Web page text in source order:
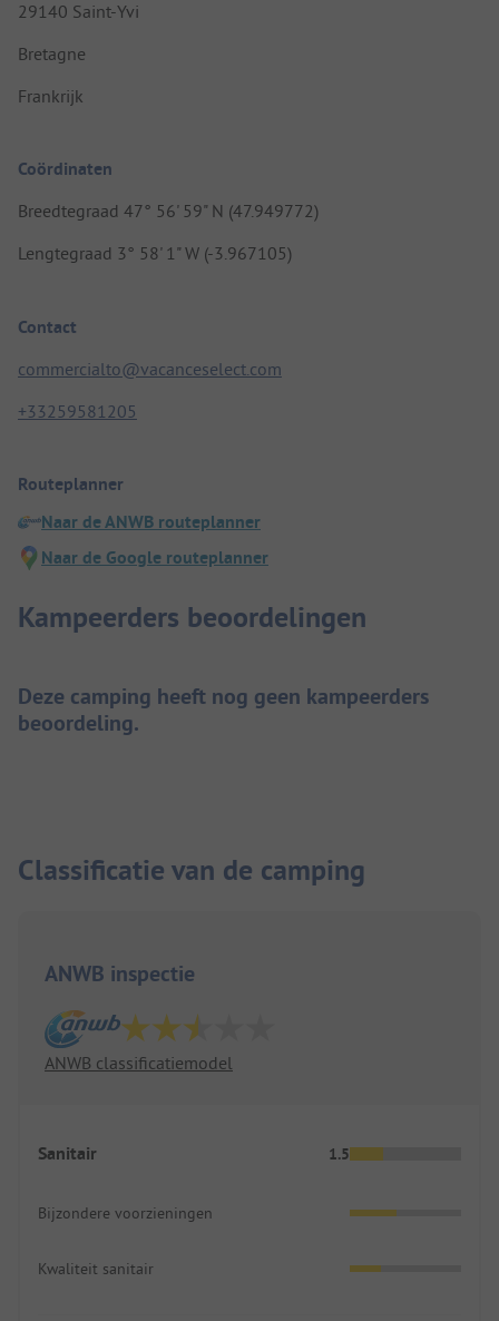
29140 Saint-Yvi
Bretagne
Frankrijk
Coördinaten
Breedtegraad 47° 56' 59" N (47.949772)
Lengtegraad 3° 58' 1" W (-3.967105)
Contact
commercialto@vacanceselect.com
+33259581205
Routeplanner
Naar de ANWB routeplanner
Naar de Google routeplanner
Kampeerders beoordelingen
Deze camping heeft nog geen kampeerders
beoordeling.
Classificatie van de camping
ANWB inspectie
ANWB classificatiemodel
Sanitair 1.5
Bijzondere voorzieningen
Kwaliteit sanitair